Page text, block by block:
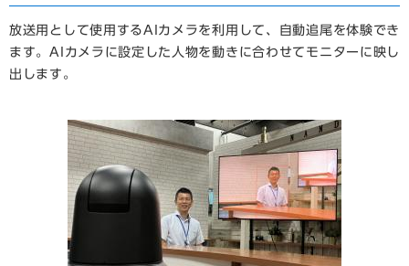
放送用として使用するAIカメラを利用して、自動追尾を体験でき
ます。AIカメラに設定した人物を動きに合わせてモニターに映し
出します。